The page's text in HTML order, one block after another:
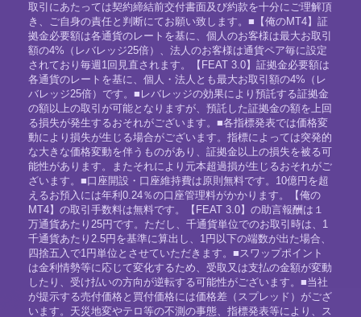
取引にあたっては契約締結前交付書面及び約款を十分にご理解頂
き、ご自身の責任と判断にてお願い致します。■【俺のMT4】証
拠金必要額は各通貨のレートを基に、個人のお客様は最大お取引
額の4%（レバレッジ25倍）、法人のお客様は通貨ペア毎に設定
されており毎週1回見直されます。【FEAT 3.0】証拠金必要額は
各通貨のレートを基に、個人・法人とも最大お取引額の4%（レ
バレッジ25倍）です。■レバレッジの効果により預託する証拠金
の額以上の取引が可能となりますが、預託した証拠金の額を上回
る損失が発生するおそれがございます。■各指標発表では価格変
動により損失が生じる場合がございます。指標によっては突発的
な大きな価格変動を伴うものがあり、証拠金以上の損失を被る可
能性があります。またそれにより元本超過損が生じるおそれがご
ざいます。■口座開設・口座維持費は原則無料です。10億円を超
えるお預入には年利0.24％の口座管理料がかかります。【俺の
MT4】の取引手数料は無料です。【FEAT 3.0】の助言報酬は１
万通貨あたり25円です。ただし、千通貨単位でのお取引時は、1
千通貨あたり2.5円を基準に算出し、1円以下の端数が出た場合、
四捨五入で1円単位とさせていただきます。■スワップポイント
は金利情勢等に応じて変化するため、受取又は支払の金額が変動
したり、受け払いの方向が逆転する可能性がございます。■当社
が提示する売付価格と買付価格には価格差（スプレッド）がござ
います。天災地変やテロ等の不測の事態、指標発表等により、ス